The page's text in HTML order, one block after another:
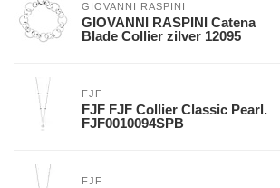
GIOVANNI RASPINI
GIOVANNI RASPINI Catena
Blade Collier zilver 12095
FJF
FJF FJF Collier Classic Pearl.
FJF0010094SPB
FJF